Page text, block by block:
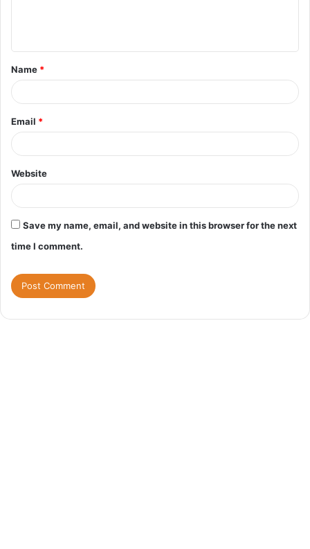
t
*
Name *
Email *
Website
Save my name, email, and website in this browser for the next
time I comment.